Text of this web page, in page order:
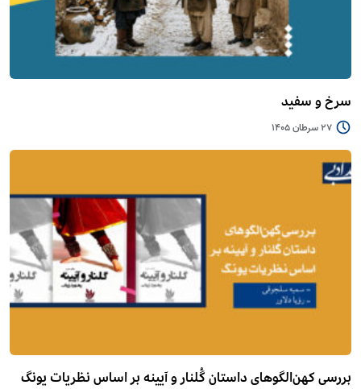
سرخ و سفید
27 سرطان 1405
بررسی کهن‌الگوهای داستان گُلنار و آیینه بر اساس نظریات یونگ